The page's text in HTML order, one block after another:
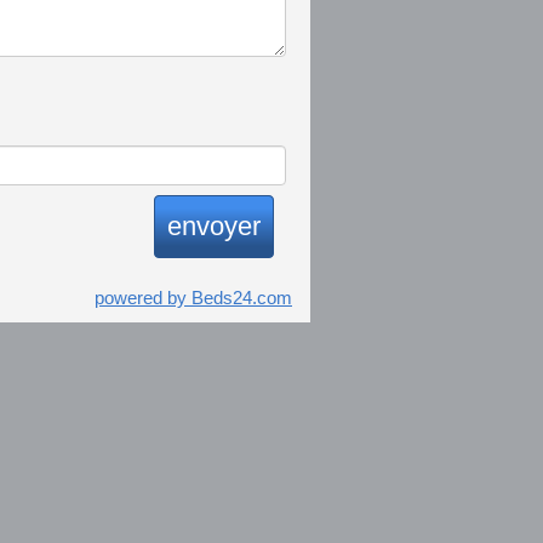
powered by Beds24.com